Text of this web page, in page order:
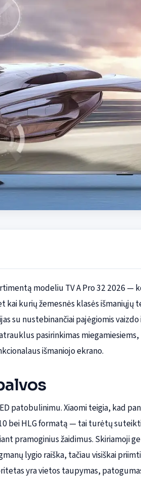
modeliu TV A Pro 32 2026 —
kurių žemesnės klasės išmaniųjų
su nustebinančiai pajėgiomis vaizdo
pasirinkimas
išmaniojo ekrano.
patobulinimu. Xiaomi teigia, kad
bei HLG formatą — tai turėtų
pramoginius žaidimus. Skiriamoji
lygio raiška, tačiau visiškai
yra vietos taupymas,